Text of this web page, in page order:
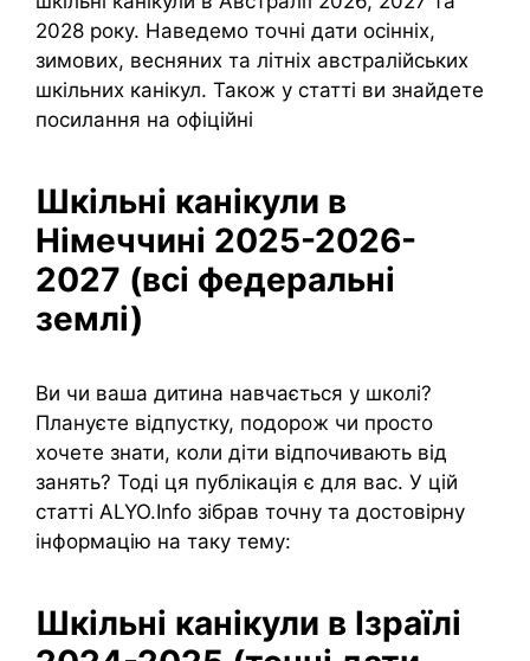
2028 року. Наведемо точні дати осінніх,
зимових, весняних та літніх австралійських
шкільних канікул. Також у статті ви знайдете
посилання на офіційні
Шкільні канікули в
Німеччині 2025-2026-
2027 (всі федеральні
землі)
Ви чи ваша дитина навчається у школі?
Плануєте відпустку, подорож чи просто
хочете знати, коли діти відпочивають від
занять? Тоді ця публікація є для вас. У цій
статті ALYO.Info зібрав точну та достовірну
інформацію на таку тему:
Шкільні канікули в Ізраїлі